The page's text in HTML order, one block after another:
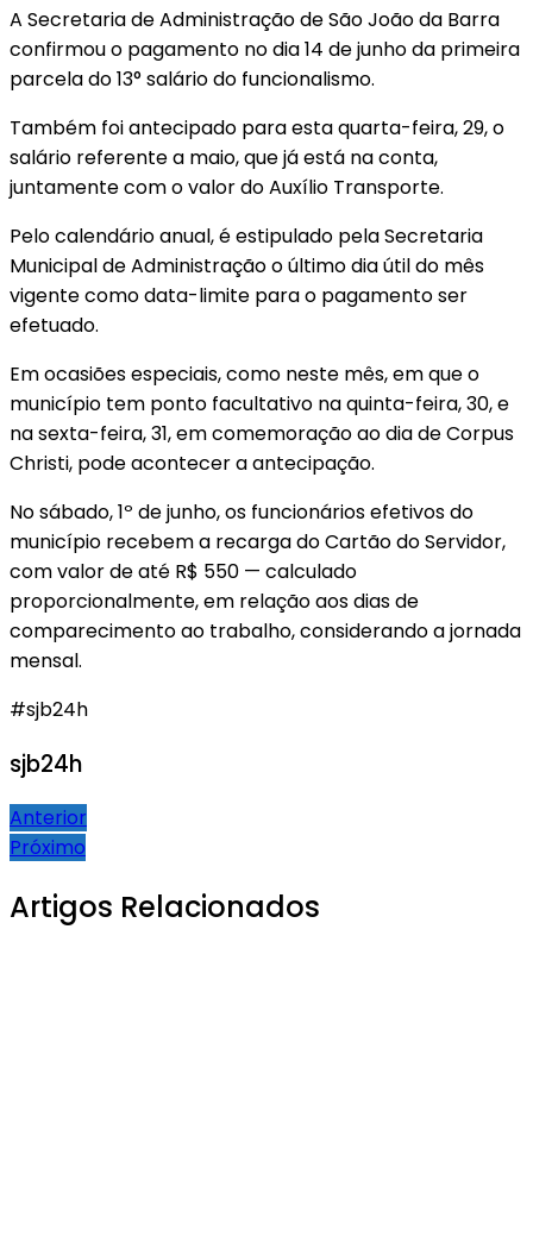
A Secretaria de Administração de São João da Barra
confirmou o pagamento no dia 14 de junho da primeira
parcela do 13° salário do funcionalismo.
Também foi antecipado para esta quarta-feira, 29, o
salário referente a maio, que já está na conta,
juntamente com o valor do Auxílio Transporte.
Pelo calendário anual, é estipulado pela Secretaria
Municipal de Administração o último dia útil do mês
vigente como data-limite para o pagamento ser
efetuado.
Em ocasiões especiais, como neste mês, em que o
município tem ponto facultativo na quinta-feira, 30, e
na sexta-feira, 31, em comemoração ao dia de Corpus
Christi, pode acontecer a antecipação.
No sábado, 1º de junho, os funcionários efetivos do
município recebem a recarga do Cartão do Servidor,
com valor de até R$ 550 — calculado
proporcionalmente, em relação aos dias de
comparecimento ao trabalho, considerando a jornada
mensal.
#sjb24h
sjb24h
Navegação
de
Post
Anterior
Próximo
Artigos Relacionados